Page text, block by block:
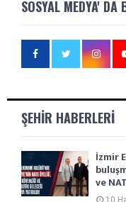
SOSYAL MEDYA' DA
ŞEHIR HABERLERI
İzmir
ve